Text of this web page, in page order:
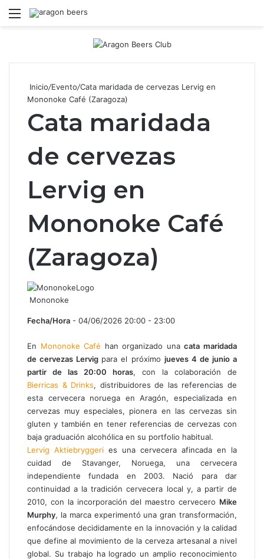
Menú
Inicio/Evento/Cata maridada de cervezas Lervig en
Mononoke Café (Zaragoza)
Cata maridada
de cervezas
Lervig en
Mononoke Café
(Zaragoza)
Mononoke
Fecha/Hora - 04/06/2026 20:00 - 23:00
En Mononoke Café han organizado unacata maridada
de cervezas Lervig para el próximo jueves 4 de junio a
partir de las 20:00 horas, con la colaboración de
Bierricas & Drinks, distribuidores de las referencias de
esta cervecera noruega en Aragón, especializada en
cervezas muy especiales, pionera en las cervezas sin
gluten y también en tener referencias de cervezas con
baja graduación alcohólica en su portfolio habitual.
Lervig Aktiebryggeri es una cervecera afincada en la
cuidad de Stavanger, Noruega, una cervecera
independiente fundada en 2003. Nació para dar
continuidad a la tradición cervecera local y, a partir de
2010, con la incorporación del maestro cervecero Mike
Murphy, la marca experimentó una gran transformación,
enfocándose decididamente en la innovación y la calidad
que define al movimiento de la cerveza artesanal a nivel
global. Su trabajo ha logrado un amplio reconocimiento